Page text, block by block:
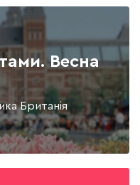
Весна
Британія